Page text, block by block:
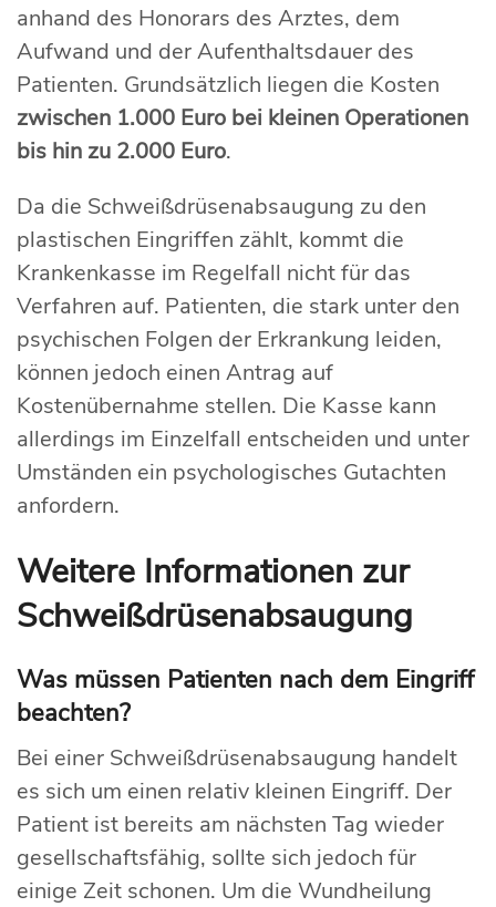
anhand des Honorars des Arztes, dem
Aufwand und der Aufenthaltsdauer des
Patienten. Grundsätzlich liegen die Kosten
zwischen 1.000 Euro bei kleinen Operationen
bis hin zu 2.000 Euro.
Da die Schweißdrüsenabsaugung zu den
plastischen Eingriffen zählt, kommt die
Krankenkasse im Regelfall nicht für das
Verfahren auf. Patienten, die stark unter den
psychischen Folgen der Erkrankung leiden,
können jedoch einen Antrag auf
Kostenübernahme stellen. Die Kasse kann
allerdings im Einzelfall entscheiden und unter
Umständen ein psychologisches Gutachten
anfordern.
Weitere Informationen zur
Schweißdrüsenabsaugung
Was müssen Patienten nach dem Eingriff
beachten?
Bei einer Schweißdrüsenabsaugung handelt
es sich um einen relativ kleinen Eingriff. Der
Patient ist bereits am nächsten Tag wieder
gesellschaftsfähig, sollte sich jedoch für
einige Zeit schonen. Um die Wundheilung